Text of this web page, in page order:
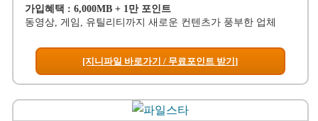
가입혜택 : 6,000MB + 1만 포인트
동영상, 게임, 유틸리티까지 새로운 컨텐츠가 풍부한 업체
[지니파일 바로가기 / 무료포인트 받기]